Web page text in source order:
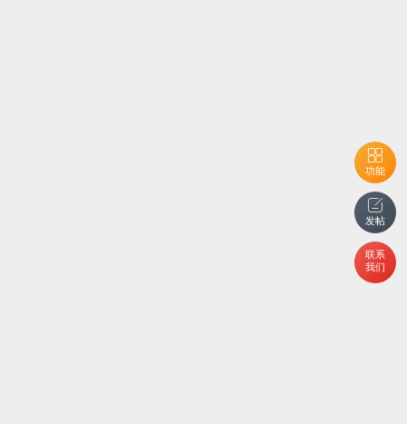
功能
发帖
联系
我们